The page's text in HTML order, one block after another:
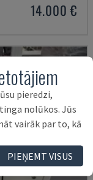
14.000 €
pieredzi,
nolūkos. Jūs
vairāk par to, kā
PIEŅEMT VISUS